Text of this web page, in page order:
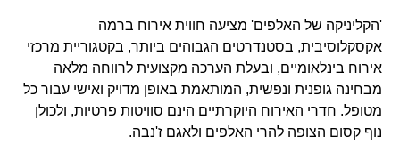
'הקליניקה של האלפים' מציעה חווית אירוח ברמה
אקסקלוסיבית, בסטנדרטים הגבוהים ביותר, בקטגוריית מרכזי
אירוח בינלאומיים, ובעלת הערכה מקצועית לרווחה מלאה
מבחינה גופנית ונפשית, המותאמת באופן מדויק ואישי עבור כל
מטופל. חדרי האירוח היוקרתיים הינם סוויטות פרטיות, ולכולן
נוף קסום הצופה להרי האלפים ולאגם ז'נבה.